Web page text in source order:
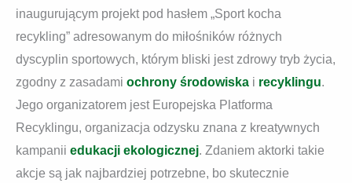
inaugurującym projekt pod hasłem „Sport kocha
recykling” adresowanym do miłośników różnych
dyscyplin sportowych, którym bliski jest zdrowy tryb życia,
zgodny z zasadami ochrony środowiska i recyklingu.
Jego organizatorem jest Europejska Platforma
Recyklingu, organizacja odzysku znana z kreatywnych
kampanii edukacji ekologicznej. Zdaniem aktorki takie
akcje są jak najbardziej potrzebne, bo skutecznie